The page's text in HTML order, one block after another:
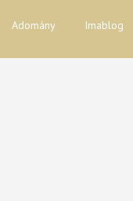
Adomány Imablog